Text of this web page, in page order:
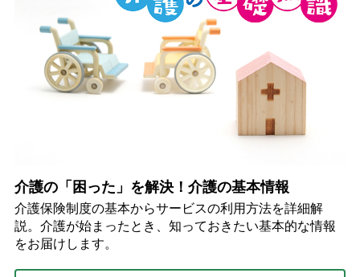
介護の「困った」を解決！介護の基本情報
介護保険制度の基本からサービスの利用方法を詳細解
説。介護が始まったとき、知っておきたい基本的な情報
をお届けします。